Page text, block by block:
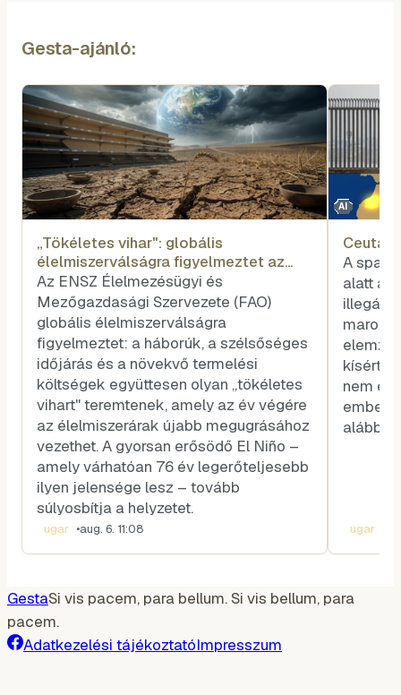
Gesta-ajánló:
„Tökéletes vihar": globális
élelmiszerválságra figyelmeztet az
ENSZ
Az ENSZ Élelmezésügyi és
Mezőgazdasági Szervezete (FAO)
globális élelmiszerválságra
figyelmeztet: a háborúk, a szélsőséges
időjárás és a növekvő termelési
költségek együttesen olyan „tökéletes
vihart" teremtenek, amely az év végére
az élelmiszerárak újabb megugrásához
vezethet. A gyorsan erősödő El Niño –
amely várhatóan 76 év legerőteljesebb
ilyen jelensége lesz – tovább
súlyosbítja a helyzetet.
ugar •aug. 6. 11:08
AI
Ceuta
A
alatt
nem
ugar
GestaSi vis pacem, para bellum. Si vis bellum, para
pacem.
Adatkezelési tájékoztatóImpresszum